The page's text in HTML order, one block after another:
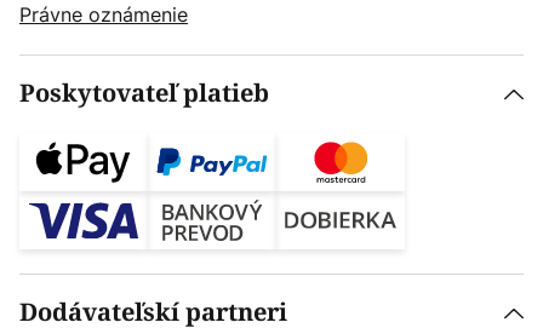
Právne oznámenie
Poskytovateľ platieb
Dodávateľskí partneri